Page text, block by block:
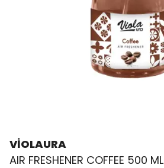
VİOLAURA
AIR FRESHENER COFFEE 500 ML